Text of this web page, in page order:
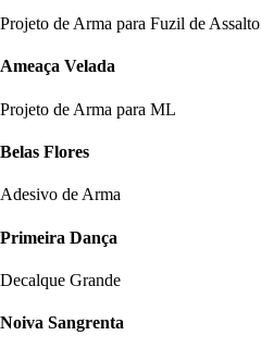
Projeto de Arma para Fuzil de Assalto
Ameaça Velada
Projeto de Arma para ML
Belas Flores
Adesivo de Arma
Primeira Dança
Decalque Grande
Noiva Sangrenta